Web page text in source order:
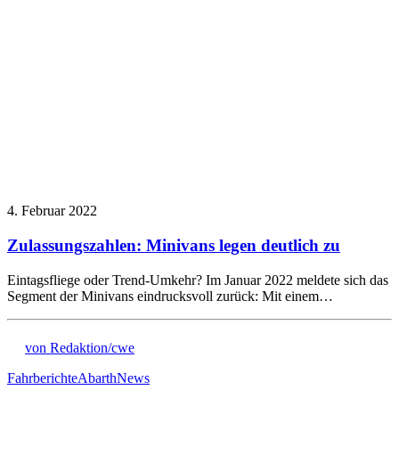
4. Februar 2022
Zulassungszahlen: Minivans legen deutlich zu
Eintagsfliege oder Trend-Umkehr? Im Januar 2022 meldete sich das
Segment der Minivans eindrucksvoll zurück: Mit einem…
von Redaktion/cwe
FahrberichteAbarthNews